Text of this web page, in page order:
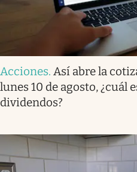
Acciones. Así abre la
lunes 10 de agosto, ¿cuál
dividendos?